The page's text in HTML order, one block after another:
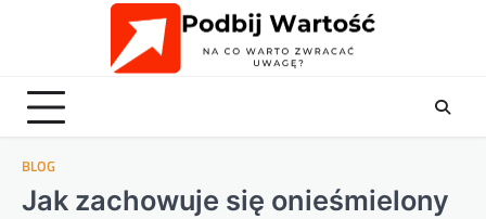
BLOG
Jak zachowuje się onieśmielony